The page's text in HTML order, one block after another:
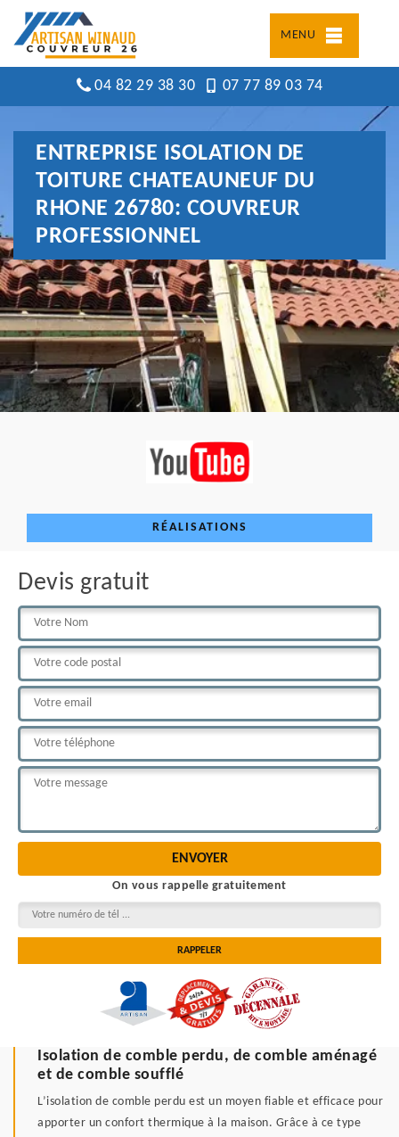
MENU
04 82 29 38 30 07 77 89 03 74
ENTREPRISE ISOLATION DE
TOITURE CHATEAUNEUF DU
RHONE 26780: COUVREUR
PROFESSIONNEL
RÉALISATIONS
Devis gratuit
On vous rappelle gratuitement
Isolation de comble perdu, de comble aménagé
et de comble soufflé
L’isolation de comble perdu est un moyen fiable et efficace pour
apporter un confort thermique à la maison. Grâce à ce type